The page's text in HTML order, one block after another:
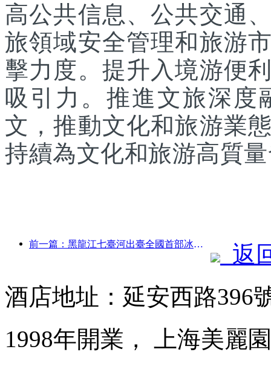
高公共信息、公共交通
旅領域安全管理和旅游
擊力度。提升入境游便
吸引力。推進文旅深度
文，推動文化和旅游業
持續為文化和旅游高質
前一篇：黑龍江七臺河出臺全國首部冰雪產業法規，鼓勵“AI+冰雪”
返
酒店地址：延安西路396
1998年開業， 上海美